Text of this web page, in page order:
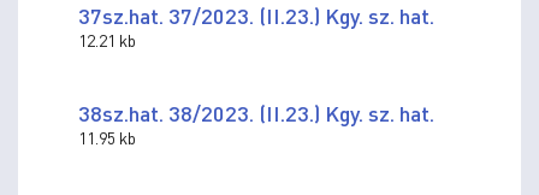
37sz.hat. 37/2023. (II.23.) Kgy. sz. hat.
12.21 kb
38sz.hat. 38/2023. (II.23.) Kgy. sz. hat.
11.95 kb